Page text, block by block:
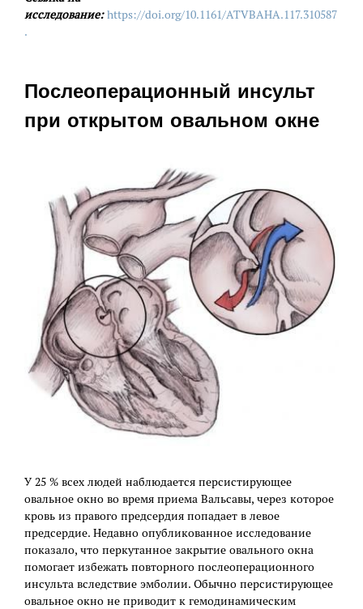
исследование: https://doi.org/10.1161/ATVBAHA.117.310587
.
Послеоперационный инсульт
при открытом овальном окне
У 25 % всех людей наблюдается персистирующее
овальное окно во время приема Вальсавы, через которое
кровь из правого предсердия попадает в левое
предсердие. Недавно опубликованное исследование
показало, что перкутанное закрытие овального окна
помогает избежать повторного послеоперационного
инсульта вследствие эмболии. Обычно персистирующее
овальное окно не приводит к гемодинамическим